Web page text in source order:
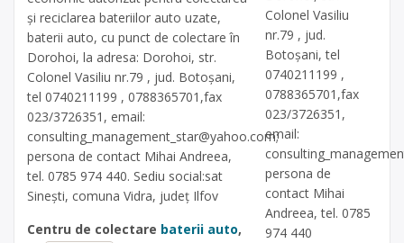
și reciclarea bateriilor auto uzate,
baterii auto, cu punct de colectare în
Dorohoi, la adresa: Dorohoi, str.
Colonel Vasiliu nr.79 , jud. Botoșani,
tel 0740211199 , 0788365701,fax
023/3726351, email:
consulting_management_star@yahoo.com;
persona de contact Mihai Andreea,
tel. 0785 974 440. Sediu social:sat
Sinești, comuna Vidra, județ Ilfov
Centru de colectare baterii auto,
Colonel Vasiliu
nr.79 , jud.
Botoșani, tel
0740211199 ,
0788365701,fax
023/3726351,
email:
persona de
contact Mihai
Andreea, tel. 0785
974 440